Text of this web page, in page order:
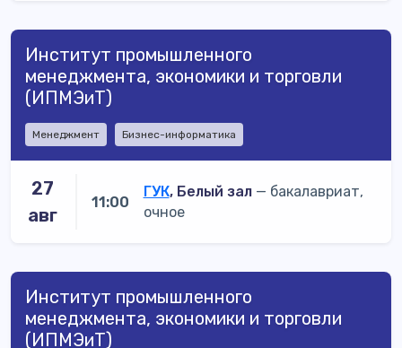
Институт промышленного
менеджмента, экономики и торговли
(ИПМЭиТ)
Менеджмент Бизнес-информатика
27
авг
11:00
ГУК, Белый зал— бакалавриат,
очное
Институт промышленного
менеджмента, экономики и торговли
(ИПМЭиТ)